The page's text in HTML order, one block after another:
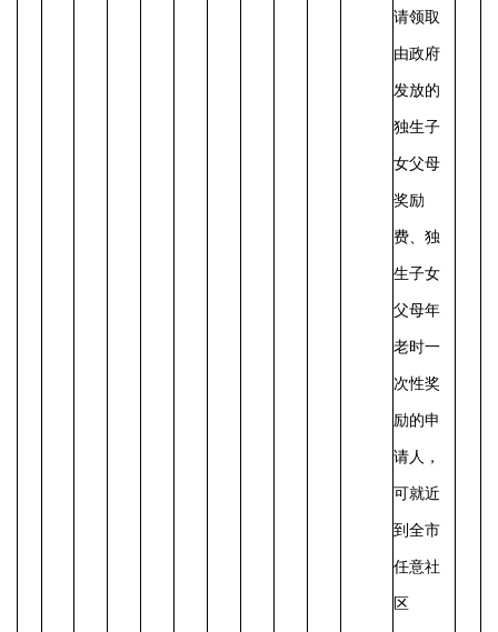
请领取
由政府
发放的
独生子
女父母
奖励
费、独
生子女
父母年
老时一
次性奖
励的申
请人，
可就近
到全市
任意社
区